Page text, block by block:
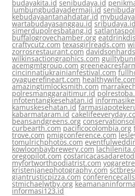
budayakita.id senibudaya.id
lumbungbudayadermaji.id
kebudayaantanahdatar.id
wartabudayasanggau.id
simerdupolresbatang.id
buffalogrovechamber.org
craftycutz.com texasgirlreads.com
zorrosrestaurant.com
wilkinsactiongraphics.com
acemgmtgroup.com
cincinnatiukrainianfestival.com
oyaguerefineart.com
amazingtimlocksmith.com
polresmanggaraitimur.id
infotentangkesehatan.id
kamuskesehatan.id
kabarmataram.id
beansandgreens.org
curbearth.com pacificocolombia.org
trove.com pmigconference.com
tomulrichphotos.com
kowloonbaybrewery.com
oregopilot.com
myfortworthpodiatrist.com
kristenjanephotography.com
giantrusticpizza.com
stmichaelwtby.org
informasi123.id